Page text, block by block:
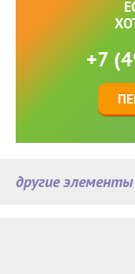
+7
другие элементы